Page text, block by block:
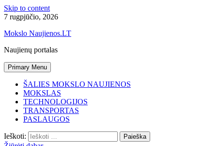
Skip to content
7 rugpjūčio, 2026
Mokslo Naujienos.LT
Naujienų portalas
Primary Menu
ŠALIES MOKSLO NAUJIENOS
MOKSLAS
TECHNOLOGIJOS
TRANSPORTAS
PASLAUGOS
Ieškoti: